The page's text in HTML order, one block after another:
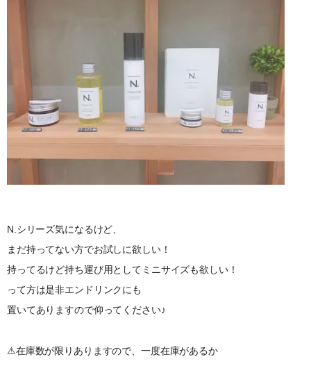
N.シリーズ気になるけど、
まだ持ってない方でお試しに欲しい！
持ってるけど持ち運び用としてミニサイズも欲しい！
って方は是非エンドリンクにも
置いてありますので仰ってください♪
⚠︎在庫数が限りありますので、一度在庫があるか